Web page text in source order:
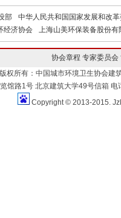
部
中华人民共和国国家发展和改
经济协会 上海山美环保装备股份有
协会章程 专家委员会
版权所有：中国城市环境卫生协会建
馆路1号 北京建筑大学49号信箱
Copyright © 2013-2015.